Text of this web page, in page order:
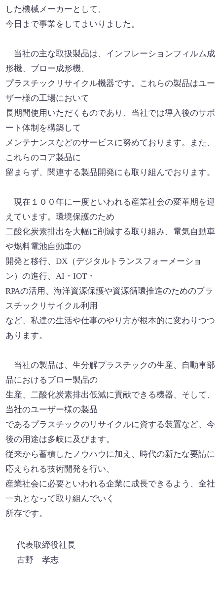
した機械メーカーとして、
今日まで事業をしてまいりました。
当社の主な取扱製品は、インフレーションフィルム成
形機、ブロー成形機、
プラスチックリサイクル機器です。これらの製品はユー
ザー様の工場において
長期間使用いただくものであり、当社では導入後のサポ
ート体制を構築して
メンテナンスなどのサービスに努めております。また、
これらのコア製品に
留まらず、関連する製品開発にも取り組んでおります。
現在１００年に一度といわれる産業社会の変革期を迎
えています。環境保護のため
二酸化炭素排出を大幅に削減する取り組み、電気自動車
や燃料電池自動車の
開発と移行、DX（デジタルトランスフォーメーショ
ン）の進行、AI・IOT・
RPAの活用、海洋資源保護や資源循環推進のためのプラ
スチックリサイクル利用
など、私達の生活や仕事のやり方が根本的に変わりつつ
あります。
当社の製品は、生分解プラスチックの生産、自動車部
品におけるブロー製品の
生産、二酸化炭素排出低減に貢献できる機器、そして、
当社のユーザー様の製品
であるプラスチックのリサイクルに資する装置など、今
後の用途は多岐に及びます。
従来から蓄積したノウハウに加え、時代の新たな要請に
応えられる技術開発を行い、
産業社会に必要といわれる企業に成長できるよう、全社
一丸となって取り組んでいく
所存です。
代表取締役社長
古野 孝志